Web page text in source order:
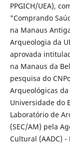
PPGICH/UEA),
"Comprando
na Manaus
Arqueologia da
aprovada
na Manaus da
pesquisa do
Arqueológicas da
Universidade do
Laboratório de
(SEC/AM) pela
Cultural (AADC)